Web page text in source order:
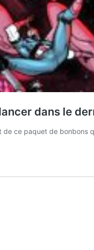
dans le
de ce paquet de